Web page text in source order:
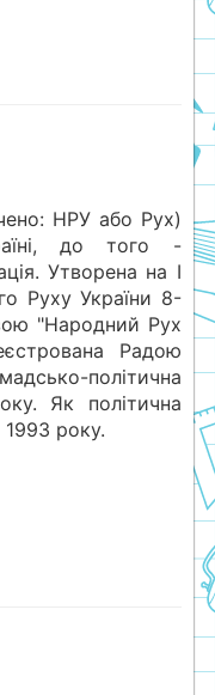
НРУ або Рух)
до того -
Утворена на І
Руху України 8-
"Народний Рух
Радою
політична
Як політична
1993 року.